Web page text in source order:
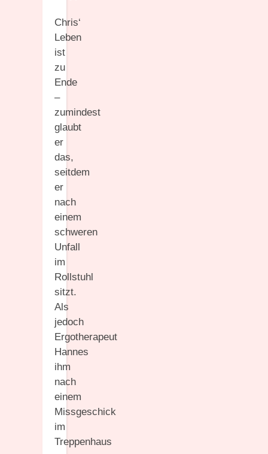
Chris‘
Leben
ist
zu
Ende
–
zumindest
glaubt
er
das,
seitdem
er
nach
einem
schweren
Unfall
im
Rollstuhl
sitzt.
Als
jedoch
Ergotherapeut
Hannes
ihm
nach
einem
Missgeschick
im
Treppenhaus